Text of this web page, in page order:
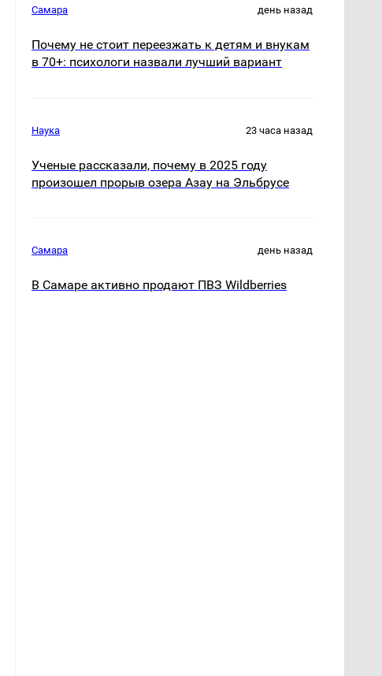
Самара день назад
Почему не стоит переезжать к детям и внукам
в 70+: психологи назвали лучший вариант
Наука 23 часа назад
Ученые рассказали, почему в 2025 году
произошел прорыв озера Азау на Эльбрусе
Самара день назад
В Самаре активно продают ПВЗ Wildberries